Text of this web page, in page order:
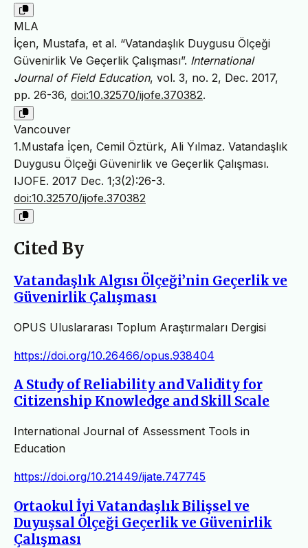
MLA
İçen, Mustafa, et al. “Vatandaşlık Duygusu Ölçeği
Güvenirlik Ve Geçerlik Çalışması”. International
Journal of Field Education, vol. 3, no. 2, Dec. 2017,
pp. 26-36, doi:10.32570/ijofe.370382.
Vancouver
1.Mustafa İçen, Cemil Öztürk, Ali Yılmaz. Vatandaşlık
Duygusu Ölçeği Güvenirlik ve Geçerlik Çalışması.
IJOFE. 2017 Dec. 1;3(2):26-3.
doi:10.32570/ijofe.370382
Cited By
Vatandaşlık Algısı Ölçeği’nin Geçerlik ve
Güvenirlik Çalışması
OPUS Uluslararası Toplum Araştırmaları Dergisi
https://doi.org/10.26466/opus.938404
A Study of Reliability and Validity for
Citizenship Knowledge and Skill Scale
International Journal of Assessment Tools in
Education
https://doi.org/10.21449/ijate.747745
Ortaokul İyi Vatandaşlık Bilişsel ve
Duyuşsal Ölçeği Geçerlik ve Güvenirlik
Çalışması